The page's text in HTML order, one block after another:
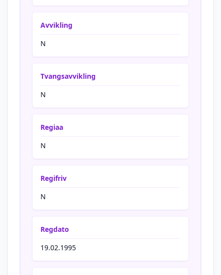
Avvikling
N
Tvangsavvikling
N
Regiaa
N
Regifriv
N
Regdato
19.02.1995